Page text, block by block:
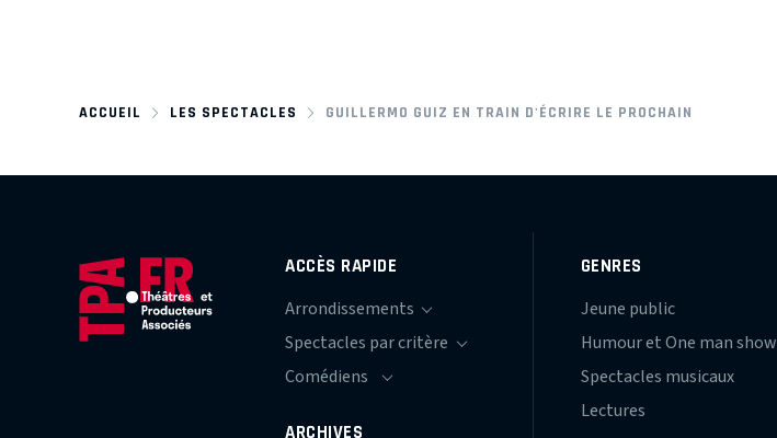
ACCUEIL LES SPECTACLES GUILLERMO GUIZ EN TRAIN D'ÉCRIRE LE PROCHAIN
ACCÈS RAPIDE
ARCHIVES
GENRES
Jeune public
Humour et One man show
Spectacles musicaux
Lectures